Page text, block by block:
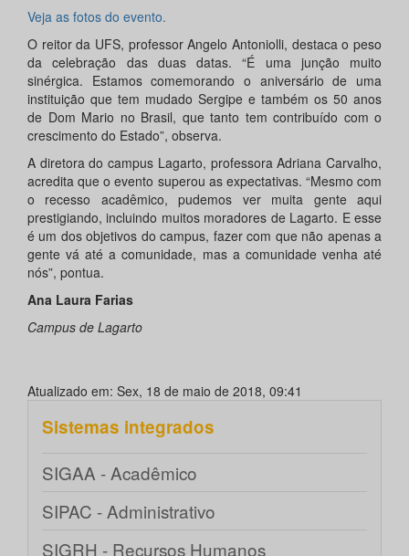
Veja as fotos do evento.
O reitor da UFS, professor Angelo Antoniolli, destaca o peso
da celebração das duas datas. “É uma junção muito
sinérgica. Estamos comemorando o aniversário de uma
instituição que tem mudado Sergipe e também os 50 anos
de Dom Mario no Brasil, que tanto tem contribuído com o
crescimento do Estado”, observa.
A diretora do campus Lagarto, professora Adriana Carvalho,
acredita que o evento superou as expectativas. “Mesmo com
o recesso acadêmico, pudemos ver muita gente aqui
prestigiando, incluindo muitos moradores de Lagarto. E esse
é um dos objetivos do campus, fazer com que não apenas a
gente vá até a comunidade, mas a comunidade venha até
nós”, pontua.
Ana Laura Farias
Campus de Lagarto
Atualizado em: Sex, 18 de maio de 2018, 09:41
Sistemas integrados
SIGAA - Acadêmico
SIPAC - Administrativo
SIGRH - Recursos Humanos